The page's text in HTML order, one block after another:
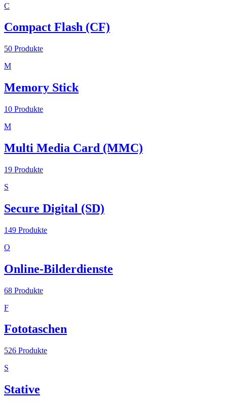
C
Compact Flash (CF)
50 Produkte
M
Memory Stick
10 Produkte
M
Multi Media Card (MMC)
19 Produkte
S
Secure Digital (SD)
149 Produkte
O
Online-Bilderdienste
68 Produkte
F
Fototaschen
526 Produkte
S
Stative